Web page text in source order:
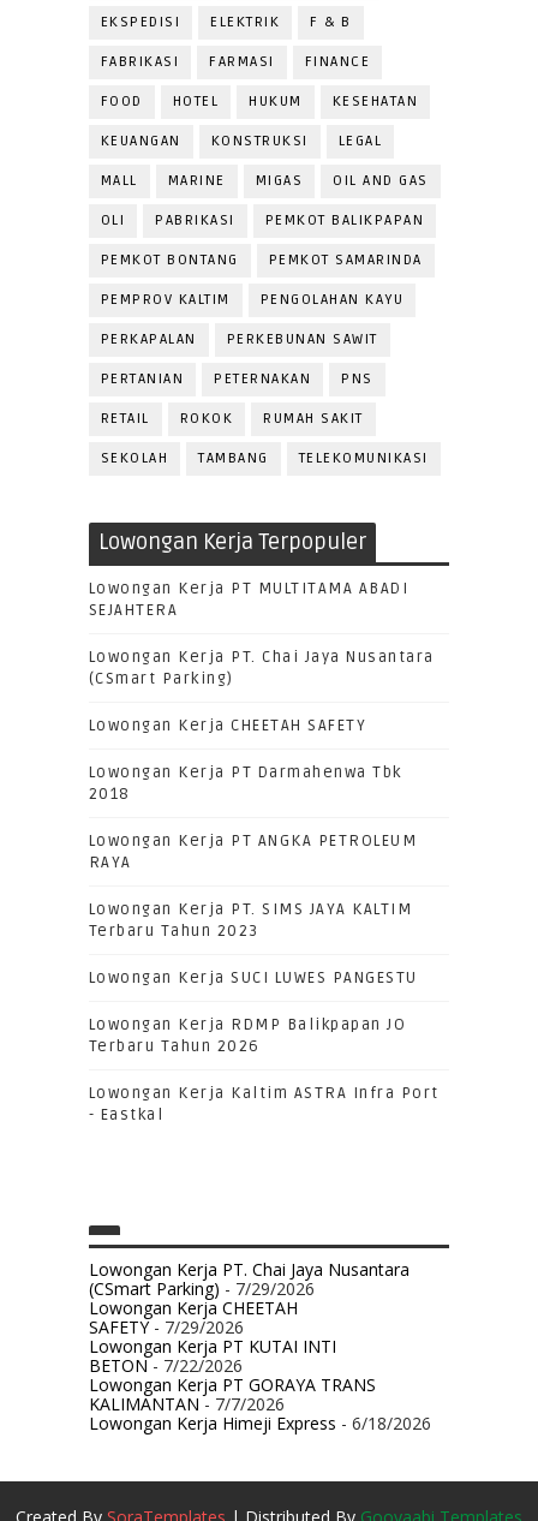
EKSPEDISI ELEKTRIK F & B
FABRIKASI FARMASI FINANCE
FOOD HOTEL HUKUM KESEHATAN
KEUANGAN KONSTRUKSI LEGAL
MALL MARINE MIGAS OIL AND GAS
OLI PABRIKASI PEMKOT BALIKPAPAN
PEMKOT BONTANG PEMKOT SAMARINDA
PEMPROV KALTIM PENGOLAHAN KAYU
PERKAPALAN PERKEBUNAN SAWIT
PERTANIAN PETERNAKAN PNS
RETAIL ROKOK RUMAH SAKIT
SEKOLAH TAMBANG TELEKOMUNIKASI
Lowongan Kerja Terpopuler
Lowongan Kerja PT MULTITAMA ABADI
SEJAHTERA
Lowongan Kerja PT. Chai Jaya Nusantara
(CSmart Parking)
Lowongan Kerja CHEETAH SAFETY
Lowongan Kerja PT Darmahenwa Tbk
2018
Lowongan Kerja PT ANGKA PETROLEUM
RAYA
Lowongan Kerja PT. SIMS JAYA KALTIM
Terbaru Tahun 2023
Lowongan Kerja SUCI LUWES PANGESTU
Lowongan Kerja RDMP Balikpapan JO
Terbaru Tahun 2026
Lowongan Kerja Kaltim ASTRA Infra Port
- Eastkal
Lowongan Kerja PT. Chai Jaya Nusantara
(CSmart Parking) - 7/29/2026
Lowongan Kerja CHEETAH
SAFETY- 7/29/2026
Lowongan Kerja PT KUTAI INTI
BETON- 7/22/2026
Lowongan Kerja PT GORAYA TRANS
KALIMANTAN- 7/7/2026
Lowongan Kerja Himeji Express - 6/18/2026